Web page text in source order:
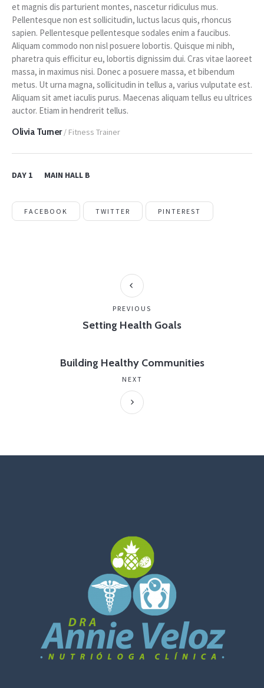
et magnis dis parturient montes, nascetur ridiculus mus.
Pellentesque non est sollicitudin, luctus lacus quis, rhoncus
sapien. Pellentesque pellentesque sodales enim a faucibus.
Aliquam commodo non nisl posuere lobortis. Quisque mi nibh,
pharetra quis efficitur eu, lobortis dignissim dui. Cras vitae laoreet
massa, in maximus nisi. Donec a posuere massa, et bibendum
metus. Ut urna magna, sollicitudin in tellus a, varius vulputate est.
Aliquam sit amet iaculis purus. Maecenas aliquam tellus eu ultrices
auctor. Etiam in hendrerit tellus.
Olivia Turner / Fitness Trainer
DAY 1 MAIN HALL B
FACEBOOK TWITTER PINTEREST
Setting Health Goals
PREVIOUS
Building Healthy Communities
NEXT